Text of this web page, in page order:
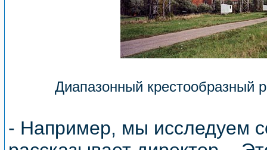
Диапазонный крестообразный
- Например, мы исследуем